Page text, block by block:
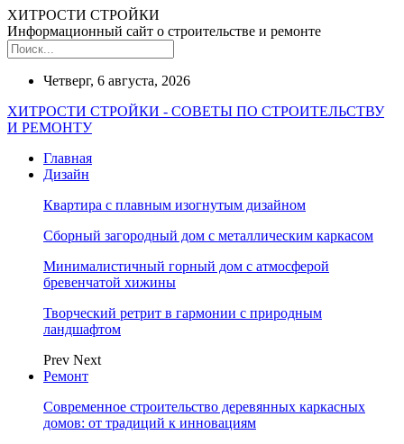
ХИТРОСТИ СТРОЙКИ
Информационный сайт о строительстве и ремонте
Четверг, 6 августа, 2026
ХИТРОСТИ СТРОЙКИ - СОВЕТЫ ПО СТРОИТЕЛЬСТВУ
И РЕМОНТУ
Главная
Дизайн
Квартира с плавным изогнутым дизайном
Сборный загородный дом с металлическим каркасом
Минималистичный горный дом с атмосферой
бревенчатой хижины
Творческий ретрит в гармонии с природным
ландшафтом
Prev Next
Ремонт
Современное строительство деревянных каркасных
домов: от традиций к инновациям